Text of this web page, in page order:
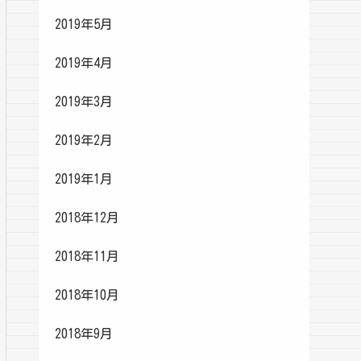
2019年5月
2019年4月
2019年3月
2019年2月
2019年1月
2018年12月
2018年11月
2018年10月
2018年9月